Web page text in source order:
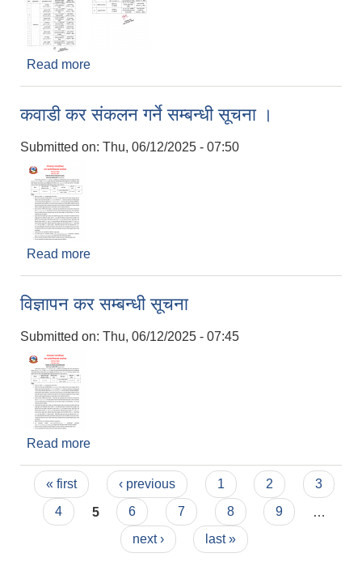
Read more
कवाडी कर संकलन गर्ने सम्बन्धी सूचना ।
Submitted on: Thu, 06/12/2025 - 07:50
Read more
विज्ञापन कर सम्बन्धी सूचना
Submitted on: Thu, 06/12/2025 - 07:45
Read more
Pages
« first ‹ previous 1 2
3
4
5 6 7 8 9
next ›
last »